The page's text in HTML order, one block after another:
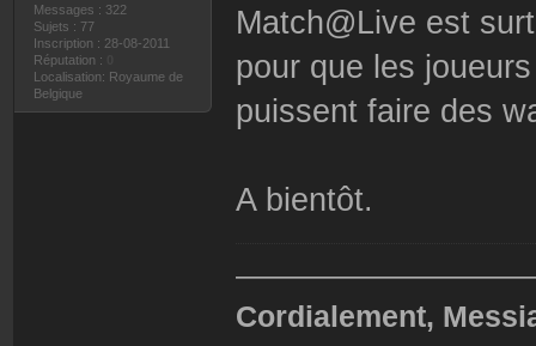
Messages : 322
Sujets : 77
Inscription : 28-08-2011
Réputation :
Localisation: Royaume de
Belgique
Match@Live est
pour que les
puissent faire des
A bientôt.
Cordialement,